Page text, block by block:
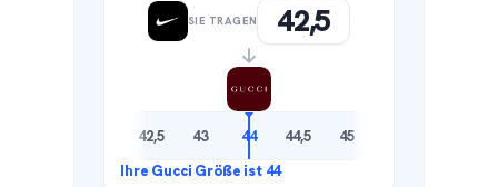
SIE TRAGEN 42,5